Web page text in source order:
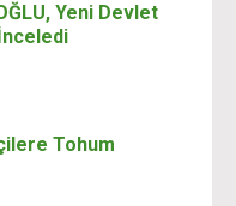
Yeni Devlet
Tohum